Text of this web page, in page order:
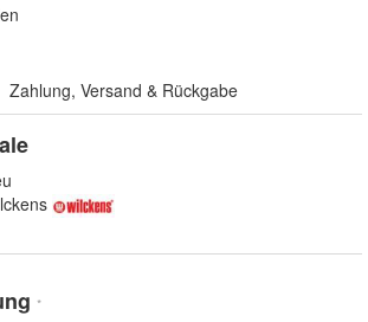
Zahlung, Versand & Rückgabe
*